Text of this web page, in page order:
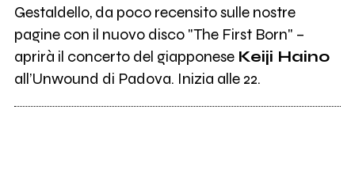
Gestaldello, da poco recensito sulle nostre
pagine con il nuovo disco "The First Born" –
aprirà il concerto del giapponese Keiji Haino
all’Unwound di Padova. Inizia alle 22.